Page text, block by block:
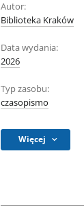
Autor:
Biblioteka Kraków
Data wydania:
2026
Typ zasobu:
czasopismo
Więcej